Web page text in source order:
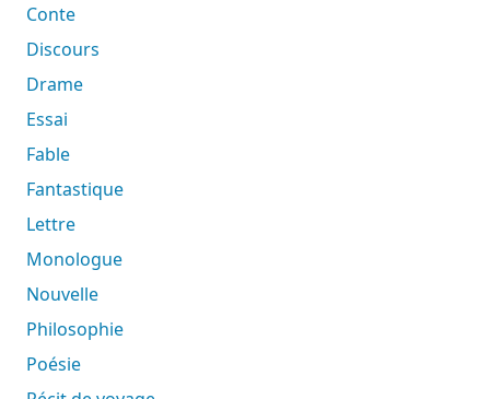
Conte
Discours
Drame
Essai
Fable
Fantastique
Lettre
Monologue
Nouvelle
Philosophie
Poésie